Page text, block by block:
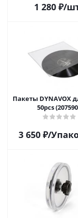
1 280₽/
Пакеты DYNAVOX
50pcs
3 650₽/